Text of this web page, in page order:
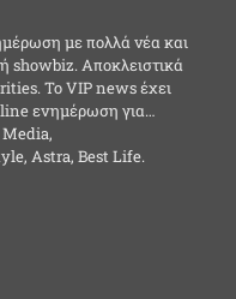
με πολλά νέα και
showbiz. Αποκλειστικά
Το VIP news έχει
ενημέρωση για…
Astra, Best Life.